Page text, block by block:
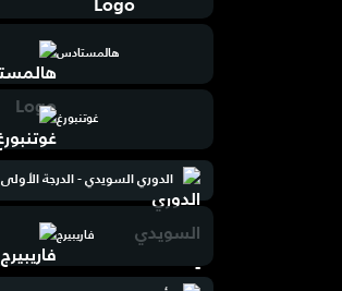
هالمستادس
غوتنبورغ
الدوري السويدي - الدرجة الأولى
فاريبيرج